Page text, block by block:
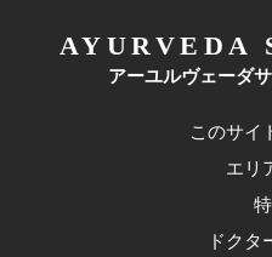
AYURVEDA
アーユルヴェーダ
このサイ
エリ
ドクタ